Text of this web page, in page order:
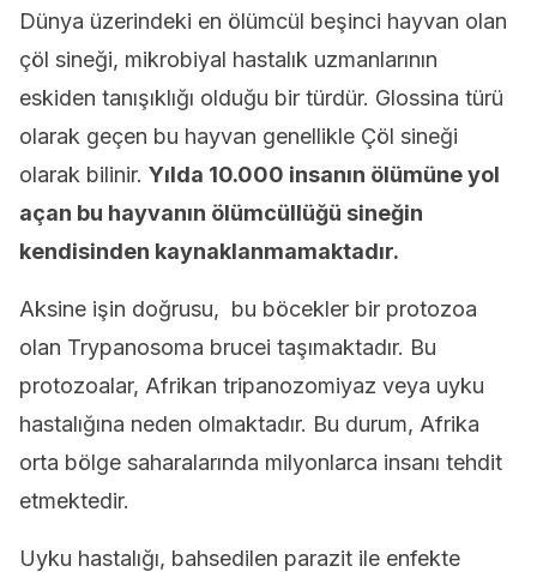
Dünya üzerindeki en ölümcül beşinci hayvan olan
çöl sineği, mikrobiyal hastalık uzmanlarının
eskiden tanışıklığı olduğu bir türdür. Glossina türü
olarak geçen bu hayvan genellikle Çöl sineği
olarak bilinir. Yılda 10.000 insanın ölümüne yol
açan bu hayvanın ölümcüllüğü sineğin
kendisinden kaynaklanmamaktadır.
Aksine işin doğrusu, bu böcekler bir protozoa
olan Trypanosoma brucei taşımaktadır. Bu
protozoalar, Afrikan tripanozomiyaz veya uyku
hastalığına neden olmaktadır. Bu durum, Afrika
orta bölge saharalarında milyonlarca insanı tehdit
etmektedir.
Uyku hastalığı, bahsedilen parazit ile enfekte